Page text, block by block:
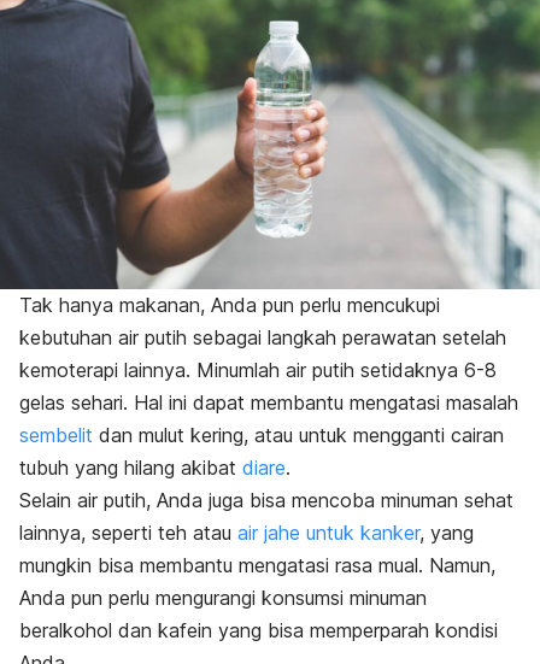
Tak hanya makanan, Anda pun perlu mencukupi
kebutuhan air putih sebagai langkah perawatan setelah
kemoterapi lainnya. Minumlah air putih setidaknya 6-8
gelas sehari. Hal ini dapat membantu mengatasi masalah
sembelit dan mulut kering, atau untuk mengganti cairan
tubuh yang hilang akibat diare.
Selain air putih, Anda juga bisa mencoba minuman sehat
lainnya, seperti teh atau air jahe untuk kanker, yang
mungkin bisa membantu mengatasi rasa mual. Namun,
Anda pun perlu mengurangi konsumsi minuman
beralkohol dan kafein yang bisa memperparah kondisi